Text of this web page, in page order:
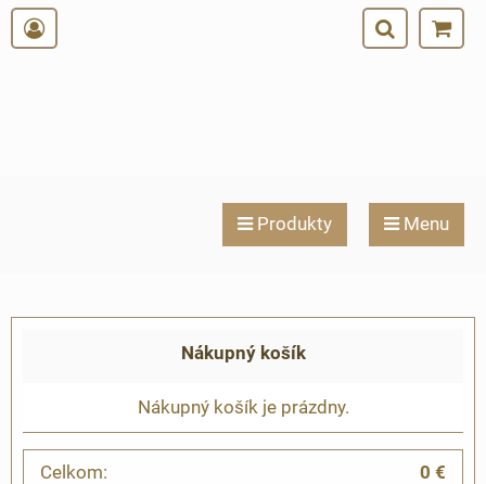
Produkty Menu
Nákupný košík
Nákupný košík je prázdny.
Celkom: 0 €